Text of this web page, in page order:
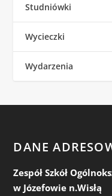
Studniówki
Wycieczki
Wydarzenia
DANE
Zespół Szkół
w Józefowie n.Wisłą